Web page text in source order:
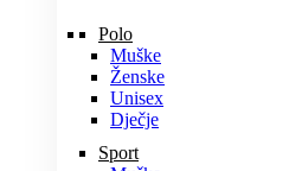
Polo
Muške
Ženske
Unisex
Dječje
Sport